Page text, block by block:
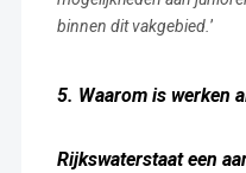
binnen dit vakgebied.’
5. Waarom is werken
Rijkswaterstaat een